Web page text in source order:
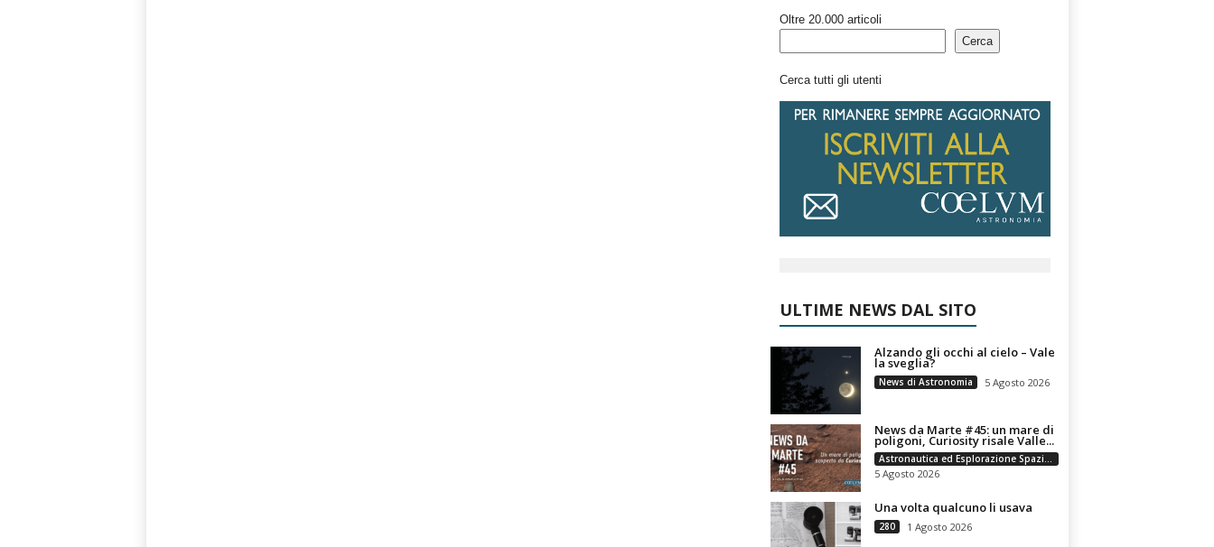
Oltre 20.000 articoli
Cerca
Cerca tutti gli utenti
ULTIME NEWS DAL SITO
Alzando gli occhi al cielo – Vale
la sveglia?
News di Astronomia 5 Agosto 2026
News da Marte #45: un mare di
poligoni, Curiosity risale Valle...
Astronautica ed Esplorazione Spaziale
5 Agosto 2026
Una volta qualcuno li usava
280 1 Agosto 2026